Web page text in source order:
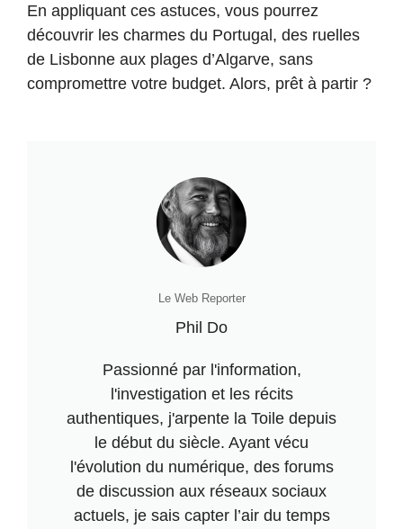
En appliquant ces astuces, vous pourrez
découvrir les charmes du Portugal, des ruelles
de Lisbonne aux plages d’Algarve, sans
compromettre votre budget. Alors, prêt à partir ?
Le Web Reporter
Phil Do
Passionné par l'information,
l'investigation et les récits
authentiques, j'arpente la Toile depuis
le début du siècle. Ayant vécu
l'évolution du numérique, des forums
de discussion aux réseaux sociaux
actuels, je sais capter l’air du temps